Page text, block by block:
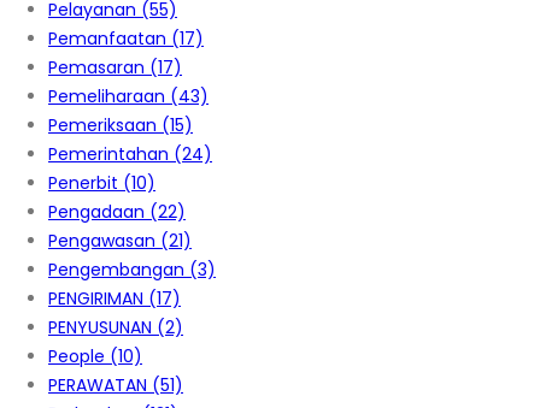
Pelayanan (55)
Pemanfaatan (17)
Pemasaran (17)
Pemeliharaan (43)
Pemeriksaan (15)
Pemerintahan (24)
Penerbit (10)
Pengadaan (22)
Pengawasan (21)
Pengembangan (3)
PENGIRIMAN (17)
PENYUSUNAN (2)
People (10)
PERAWATAN (51)